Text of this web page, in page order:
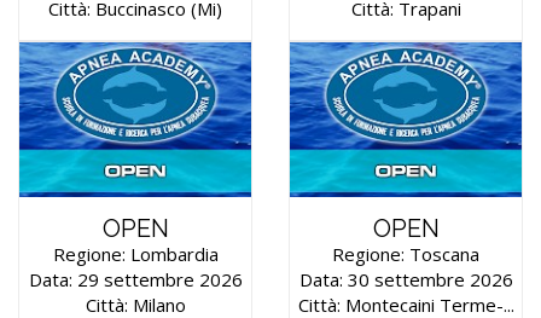
Città: Buccinasco (mi)
Città: Trapani
OPEN
Regione: Lombardia
Data: 29 settembre 2026
Città: Milano
OPEN
Regione: Toscana
Data: 30 settembre 2026
Città: Montecaini Terme-...